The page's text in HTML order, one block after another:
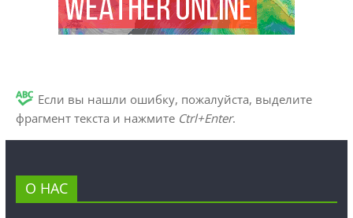
Если вы нашли ошибку, пожалуйста, выделите
фрагмент текста и нажмите Ctrl+Enter.
О НАС